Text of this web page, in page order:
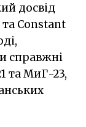
досвід
Constant
справжні
та МиГ-23,